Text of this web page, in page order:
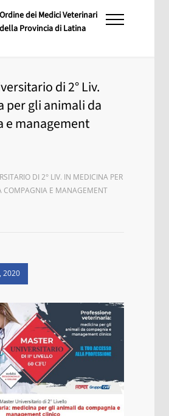
Ordine dei Medici Veterinari
della Provincia di Latina
di 2° Liv.
per gli animali da
e management
DI 2° LIV. IN MEDICINA PER
COMPAGNIA E MANAGEMENT
2020